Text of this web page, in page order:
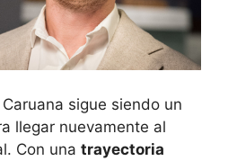
sigue siendo un
llegar nuevamente al
Con una trayectoria